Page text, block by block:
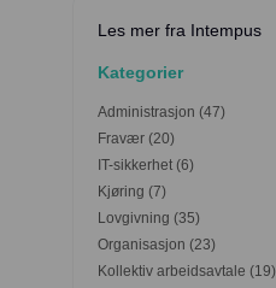
Les mer fra Intempus
Kategorier
Administrasjon (47)
Fravær (20)
IT-sikkerhet (6)
Kjøring (7)
Lovgivning (35)
Organisasjon (23)
Kollektiv arbeidsavtale (19)